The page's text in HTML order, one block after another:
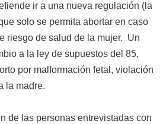
ir a una nueva regulación (la
solo se permita abortar en caso
riesgo de salud de la mujer. Un
a la ley de supuestos del 85,
por malformación fetal, violación
la madre.
de las personas entrevistadas con